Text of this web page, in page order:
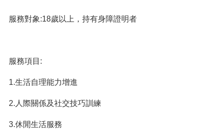
服務對象:18歲以上，持有身障證明者
服務項目:
1.生活自理能力增進
2.人際關係及社交技巧訓練
3.休閒生活服務